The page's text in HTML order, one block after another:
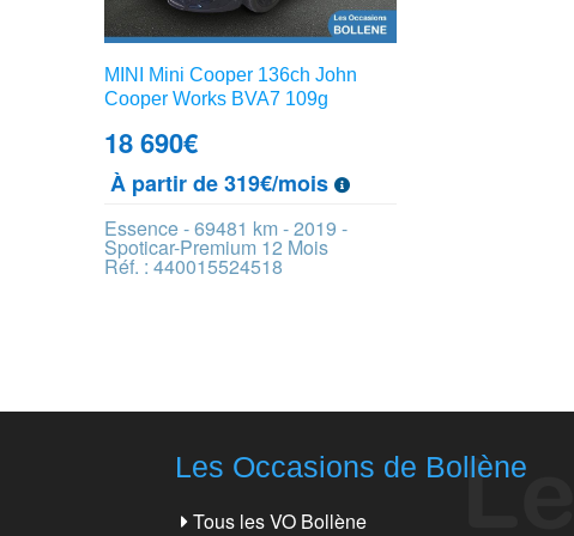
MINI Mini Cooper 136ch John
Cooper Works BVA7 109g
18 690€
À partir de 319€/mois
Essence - 69481 km - 2019 -
Spoticar-Premium 12 Mois
Réf. : 440015524518
Les Occasions de Bollène
Tous les VO Bollène